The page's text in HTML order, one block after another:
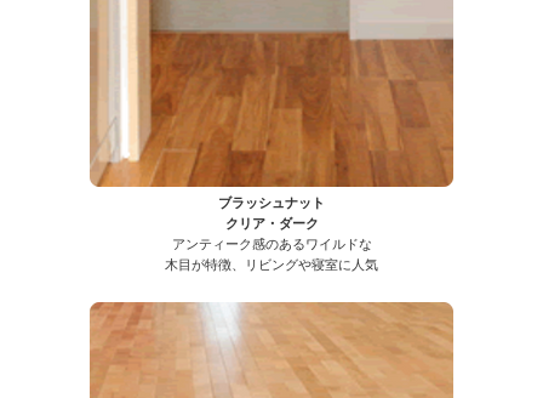
ブラッシュナット
クリア・ダーク
アンティーク感のあるワイルドな
木目が特徴、リビングや寝室に人気